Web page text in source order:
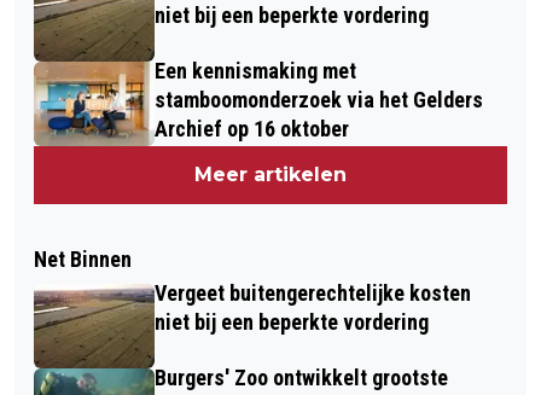
niet bij een beperkte vordering
Een kennismaking met
stamboomonderzoek via het Gelders
Archief op 16 oktober
Meer artikelen
Net Binnen
Vergeet buitengerechtelijke kosten
niet bij een beperkte vordering
Burgers' Zoo ontwikkelt grootste